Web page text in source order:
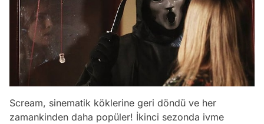
Scream, sinematik köklerine geri döndü ve her
zamankinden daha popüler! İkinci sezonda ivme